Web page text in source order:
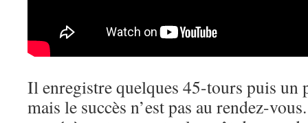
Il enregistre quelques 45-tours puis un
mais le succès n’est pas au rendez-